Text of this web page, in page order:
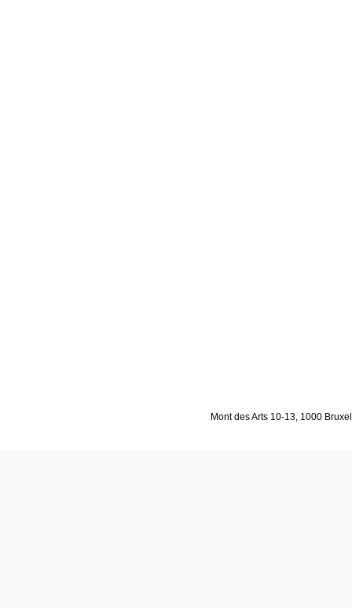
Mont des Arts 10-13, 1000